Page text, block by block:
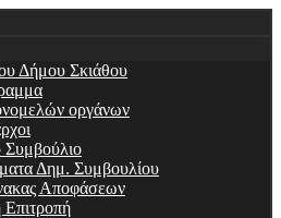
Δήμου Σκιάθου
οργάνων
Συμβούλιο
Δημ. Συμβουλίου
Αποφάσεων
Επιτροπή